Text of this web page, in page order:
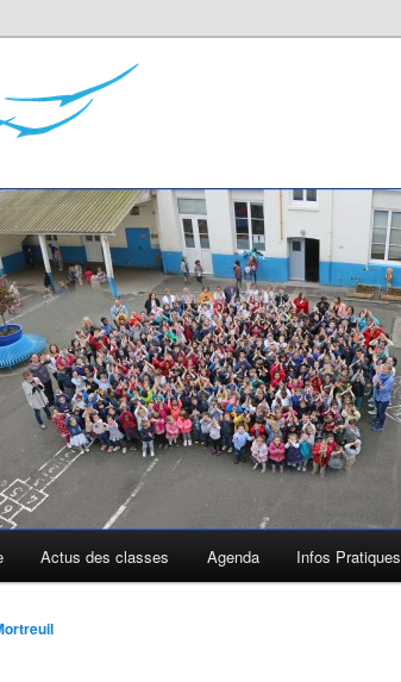
Actus des classes Agenda Infos Pratiques